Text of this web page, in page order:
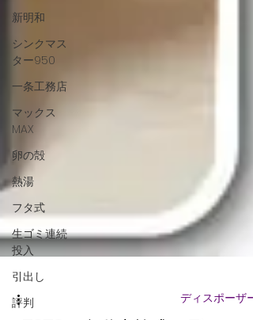
新明和
シンクマス
ター950
一条工務店
マックス
MAX
卵の殻
熱湯
フタ式
生ゴミ連続
投入
引出し
評判